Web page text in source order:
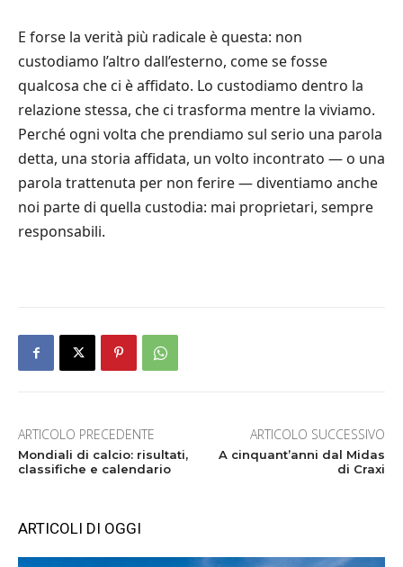
E forse la verità più radicale è questa: non
custodiamo l’altro dall’esterno, come se fosse
qualcosa che ci è affidato. Lo custodiamo dentro la
relazione stessa, che ci trasforma mentre la viviamo.
Perché ogni volta che prendiamo sul serio una parola
detta, una storia affidata, un volto incontrato — o una
parola trattenuta per non ferire — diventiamo anche
noi parte di quella custodia: mai proprietari, sempre
responsabili.
ARTICOLO PRECEDENTE
Mondiali di calcio: risultati,
classifiche e calendario
ARTICOLO SUCCESSIVO
A cinquant’anni dal Midas
di Craxi
ARTICOLI DI OGGI